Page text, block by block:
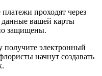
проходят через
вашей карты
защищены.
получите электронный
начнут создавать